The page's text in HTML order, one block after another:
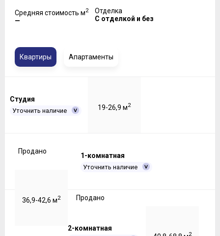
Средняя стоимость м2
—
Отделка
С отделкой и без
Квартиры Апартаменты
Студия
Уточнить наличие 19-26,9 м2
Продано
1-комнатная
Уточнить наличие
36,9-42,6 м2 Продано
2-комнатная
2